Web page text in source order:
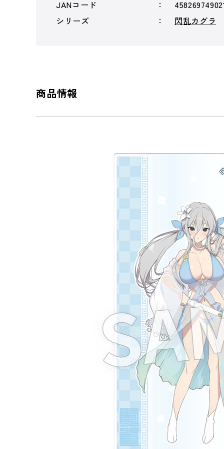
JANコード
シリーズ
閃乱カグラ
商品情報